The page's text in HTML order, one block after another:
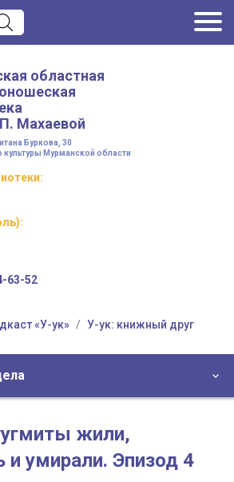
областная
Махаевой
Буркова, 30
культуры Мурманской области
:
:
63-52
«У-ук» У-ук: книжный друг
жили,
и умирали. Эпизод 4